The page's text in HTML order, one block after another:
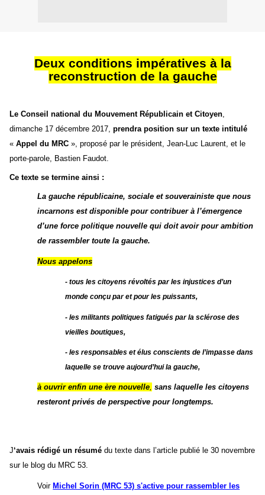
Deux conditions impératives à la
reconstruction de la gauche
Le Conseil national du Mouvement Républicain et Citoyen,
dimanche 17 décembre 2017, prendra position sur un texte intitulé
« Appel du MRC », proposé par le président, Jean-Luc Laurent, et le
porte-parole, Bastien Faudot.
Ce texte se termine ainsi :
La gauche républicaine, sociale et souverainiste que nous
incarnons est disponible pour contribuer à l’émergence
d’une force politique nouvelle qui doit avoir pour ambition
de rassembler toute la gauche.
Nous appelons
- tous les citoyens révoltés par les injustices d’un
monde conçu par et pour les puissants,
- les militants politiques fatigués par la sclérose des
vieilles boutiques,
- les responsables et élus conscients de l’impasse dans
laquelle se trouve aujourd’hui la gauche,
à ouvrir enfin une ère nouvelle, sans laquelle les citoyens
resteront privés de perspective pour longtemps.
J‘avais rédigé un résumé du texte dans l’article publié le 30 novembre
sur le blog du MRC 53.
VoirMichel Sorin (MRC 53) s'active pour rassembler les